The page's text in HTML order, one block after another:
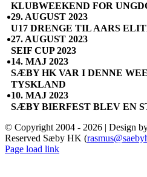
KLUBWEEKEND FOR
29. AUGUST 2023
U17 DRENGE TIL AARS
27. AUGUST 2023
SEIF CUP 2023
14. MAJ 2023
SÆBY HK VAR I DENNE
TYSKLAND
10. MAJ 2023
SÆBY BIERFEST BLEV EN
© Copyright 2004 - 2026 | Design
Reserved Sæby HK (
Instagram
Facebook
YouTube
Page load link